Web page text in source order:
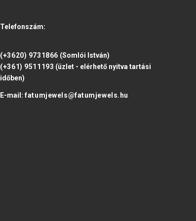
Telefonszám:
(+3620) 9731866 (Somlói István)
(+361) 9511193 (üzlet - elérhető nyitva tartási
időben)
E-mail:fatumjewels@fatumjewels.hu